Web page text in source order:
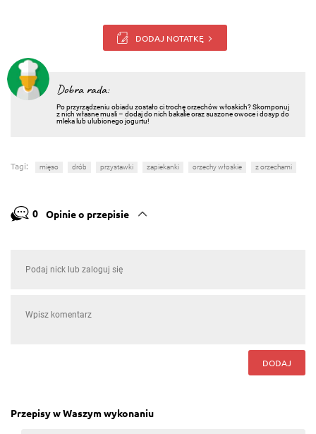
DODAJ NOTATKĘ
Dobra rada:
Po przyrządzeniu obiadu zostało ci trochę orzechów włoskich? Skomponuj
z nich własne musli – dodaj do nich bakalie oraz suszone owoce i dosyp do
mleka lub ulubionego jogurtu!
Tagi: mięso drób przystawki zapiekanki orzechy włoskie z orzechami
0 Opinie o przepisie
DODAJ
Przepisy w Waszym wykonaniu